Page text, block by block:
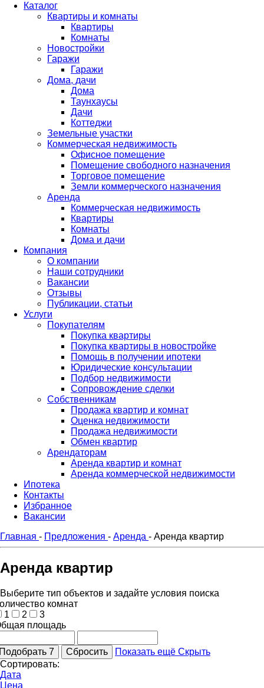
Каталог
Квартиры и комнаты
Квартиры
Комнаты
Новостройки
Гаражи
Гаражи
Дома, дачи
Дома
Таунхаусы
Дачи
Коттеджи
Земельные участки
Коммерческая недвижимость
Офисное помещение
Помещение свободного назначения
Торговое помещение
Земли коммерческого назначения
Аренда
Коммерческая недвижимость
Квартиры
Комнаты
Дома и дачи
Компания
О компании
Наши сотрудники
Вакансии
Отзывы
Публикации, статьи
Услуги
Покупателям
Покупка квартиры
Покупка квартиры в новостройке
Помощь в получении ипотеки
Юридические консультации
Подбор недвижимости
Сопровождение сделки
Собственникам
Продажа квартир и комнат
Оценка недвижимости
Продажа недвижимости
Обмен квартир
Арендаторам
Аренда квартир и комнат
Аренда коммерческой недвижимости
Ипотека
Контакты
Избранное
Вакансии
Главная - Предложения - Аренда - Аренда квартир
Аренда квартир
Выберите тип объектов и задайте условия поиска
комнат
1
2
3
площадь
7 Сбросить Показать ещё Скрыть
Сортировать:
Дата
Цена